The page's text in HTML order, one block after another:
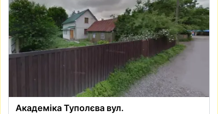
Академіка Туполєва вул.